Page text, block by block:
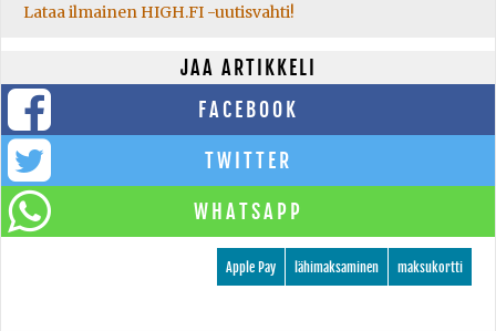
Lataa ilmainen HIGH.FI -uutisvahti!
JAA ARTIKKELI
FACEBOOK
TWITTER
WHATSAPP
maksukortti
lähimaksaminen
Apple Pay